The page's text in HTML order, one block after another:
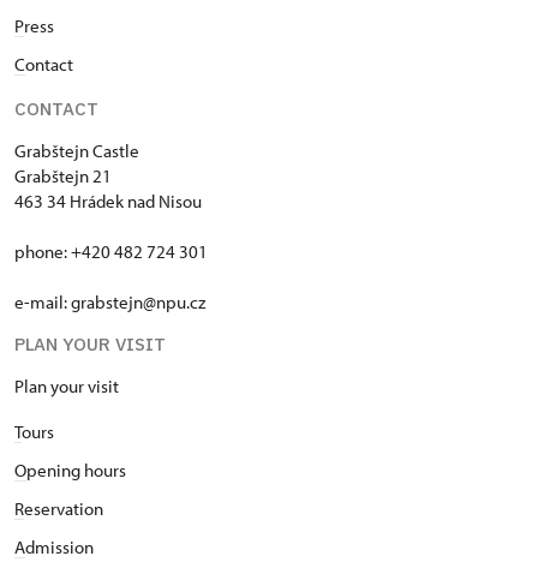
Press
Contact
CONTACT
Grabštejn Castle
Grabštejn 21
463 34 Hrádek nad Nisou
phone: +420 482 724 301
e-mail: grabstejn@npu.cz
PLAN YOUR VISIT
Plan your visit
Tours
Opening hours
Reservation
Admission